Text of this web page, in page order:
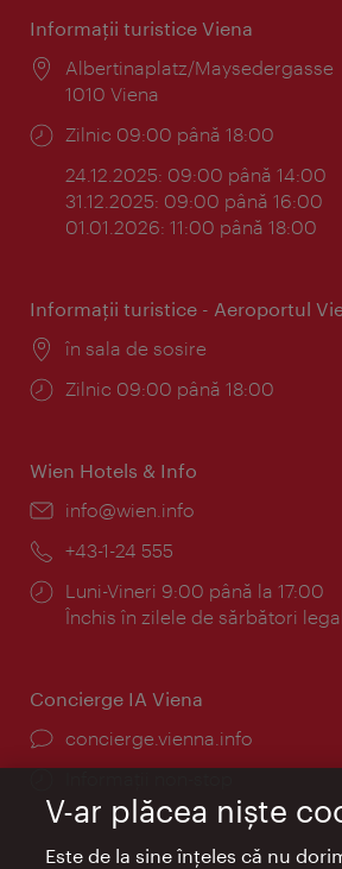
Informaţii turistice Viena
Locul:
Albertinaplatz/Maysedergasse
1010 Viena
Program:
Zilnic 09:00 până 18:00
24.12.2025: 09:00 până 14:00
31.12.2025: 09:00 până 16:00
01.01.2026: 11:00 până 18:00
Informaţii turistice - Aeroportul
Locul:
în sala de sosire
Program:
Zilnic 09:00 până 18:00
Wien Hotels & Info
E-
info@wien.info
Telefon:
+43-1-24 555
Program:
Luni-Vineri 9:00 până la 17:00
Închis în zilele de sărbători
Concierge IA Viena
concierge.vienna.info
V-ar plăcea nişte
Este de la sine înţeles că nu